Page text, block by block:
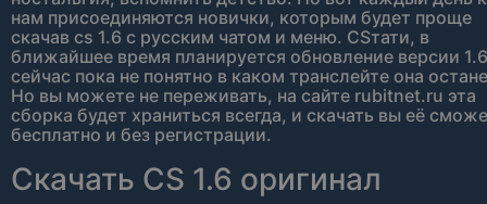
нам присоединяются новички, которым будет проще
скачав cs 1.6 с русским чатом и меню. CSтати, в
ближайшее время планируется обновление версии
сейчас пока не понятно в каком транслейте она
Но вы можете не переживать, на сайте rubitnet.ru эта
сборка будет храниться всегда, и скачать вы её
бесплатно и без регистрации.
Скачать CS 1.6 оригинал